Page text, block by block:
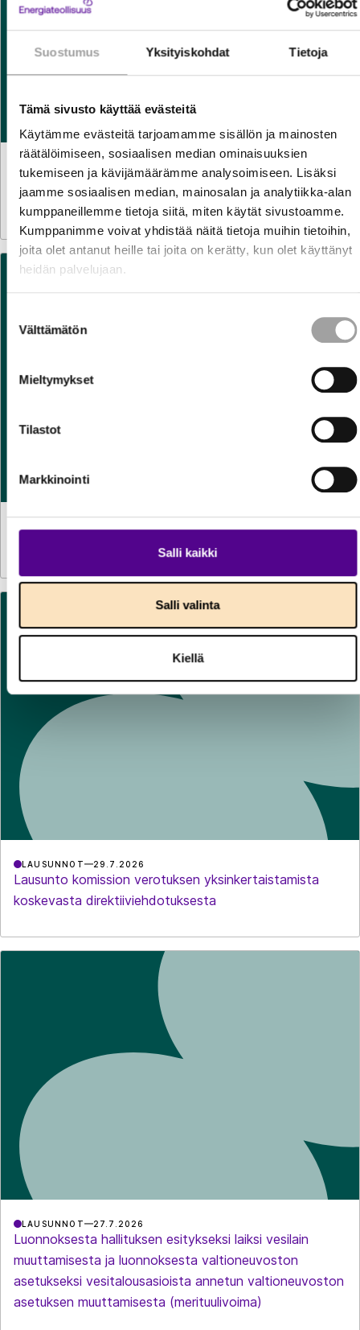
Suostumus Yksityiskohdat Tietoja
Tämä sivusto käyttää evästeitä
Käytämme evästeitä tarjoamamme sisällön ja mainosten
räätälöimiseen, sosiaalisen median ominaisuuksien
tukemiseen ja kävijämäärämme analysoimiseen. Lisäksi
jaamme sosiaalisen median, mainosalan ja analytiikka-alan
kumppaneillemme tietoja siitä, miten käytät sivustoamme.
Kumppanimme voivat yhdistää näitä tietoja muihin tietoihin,
joita olet antanut heille tai joita on kerätty, kun olet käyttänyt
heidän palvelujaan.
valinta
Välttämätön
Mieltymykset
Tilastot
Markkinointi
Salli kaikki
Salli valinta
Kiellä
LAUSUNNOT 6.8.2026
Luonnos hallituksen esitykseksi vetymarkkinalaiksi ja
eräiksi siihen liittyviksi laeiksi
LAUSUNNOT 29.7.2026
Lausunto komission verotuksen yksinkertaistamista
koskevasta direktiiviehdotuksesta
LAUSUNNOT 27.7.2026
Luonnoksesta hallituksen esitykseksi laiksi vesilain
muuttamisesta ja luonnoksesta valtioneuvoston
asetukseksi vesitalousasioista annetun valtioneuvoston
asetuksen muuttamisesta (merituulivoima)